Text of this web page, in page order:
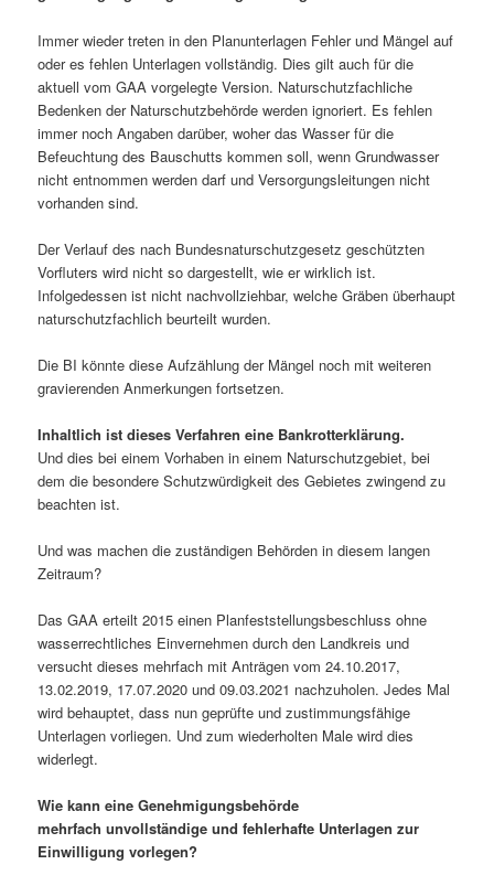
Immer wieder treten in den Planunterlagen Fehler und Mängel auf
oder es fehlen Unterlagen vollständig. Dies gilt auch für die
aktuell vom GAA vorgelegte Version. Naturschutzfachliche
Bedenken der Naturschutzbehörde werden ignoriert. Es fehlen
immer noch Angaben darüber, woher das Wasser für die
Befeuchtung des Bauschutts kommen soll, wenn Grundwasser
nicht entnommen werden darf und Versorgungsleitungen nicht
vorhanden sind.
Der Verlauf des nach Bundesnaturschutzgesetz geschützten
Vorfluters wird nicht so dargestellt, wie er wirklich ist.
Infolgedessen ist nicht nachvollziehbar, welche Gräben überhaupt
naturschutzfachlich beurteilt wurden.
Die BI könnte diese Aufzählung der Mängel noch mit weiteren
gravierenden Anmerkungen fortsetzen.
Inhaltlich ist dieses Verfahren eine Bankrotterklärung.
Und dies bei einem Vorhaben in einem Naturschutzgebiet, bei
dem die besondere Schutzwürdigkeit des Gebietes zwingend zu
beachten ist.
Und was machen die zuständigen Behörden in diesem langen
Zeitraum?
Das GAA erteilt 2015 einen Planfeststellungsbeschluss ohne
wasserrechtliches Einvernehmen durch den Landkreis und
versucht dieses mehrfach mit Anträgen vom 24.10.2017,
13.02.2019, 17.07.2020 und 09.03.2021 nachzuholen. Jedes Mal
wird behauptet, dass nun geprüfte und zustimmungsfähige
Unterlagen vorliegen. Und zum wiederholten Male wird dies
widerlegt.
Wie kann eine Genehmigungsbehörde
mehrfach unvollständige und fehlerhafte Unterlagen zur
Einwilligung vorlegen?